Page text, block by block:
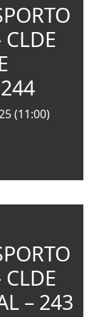
(11:00)
– 243